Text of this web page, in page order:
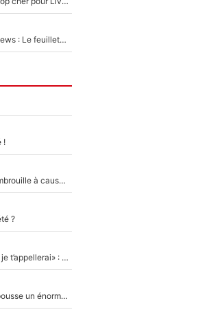
PSG - Bradley Barcola à Liverpool, la fake news : Le feuilleton continue !
!
«Détester à vie», Stéphane Guy dans une embrouille à cause du PSG !
?
Mercato - OM - «Dès que je prends un club, je t’appellerai» : La promesse de Marcelino au moment de claquer la porte
Victime de racisme contre Murray, Kyrgios pousse un énorme coup de gueule !